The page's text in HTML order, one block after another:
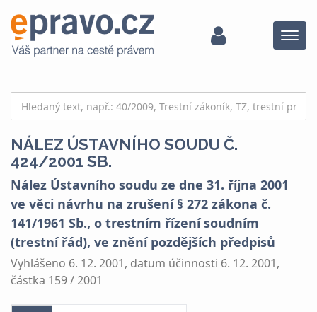
Menu
NÁLEZ ÚSTAVNÍHO SOUDU Č.
424/2001 SB.
Nález Ústavního soudu ze dne 31. října 2001
ve věci návrhu na zrušení § 272 zákona č.
141/1961 Sb., o trestním řízení soudním
(trestní řád), ve znění pozdějších předpisů
Vyhlášeno 6. 12. 2001, datum účinnosti 6. 12. 2001,
částka 159 / 2001